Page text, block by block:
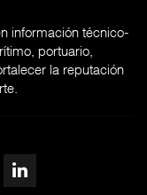
información técnico-
portuario,
la reputación